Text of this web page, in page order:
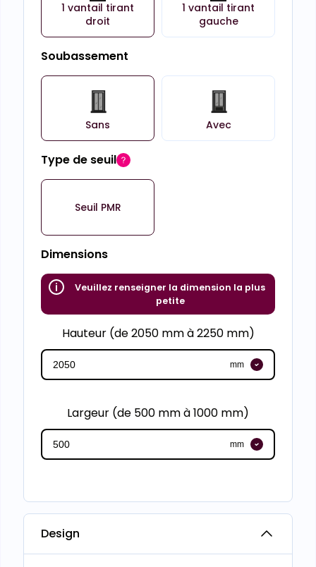
1 vantail tirant
droit
1 vantail tirant
gauche
Soubassement
Sans Avec
Type de seuil
Seuil PMR
Dimensions
Veuillez renseigner la dimension la plus
petite
Hauteur (de 2050 mm à 2250 mm)
mm
Largeur (de 500 mm à 1000 mm)
mm
Design